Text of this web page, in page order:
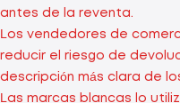
antes de la reventa.
Los vendedores de
reducir el riesgo de
descripción más clara de
Las marcas blancas lo